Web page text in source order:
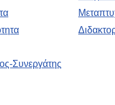
Συνεργάτης